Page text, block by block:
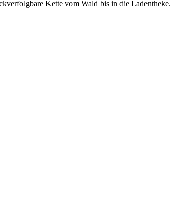
Kette vom Wald bis in die Ladentheke.